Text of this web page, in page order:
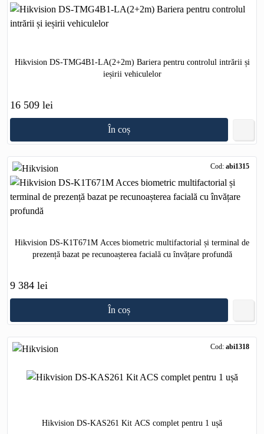
Hikvision DS-TMG4B1-LA(2+2m) Bariera pentru controlul intrării și
ieșirii vehiculelor
16 509 lei
În coș
Cod: abi1315
Hikvision DS-K1T671M Acces biometric multifactorial și terminal de
prezență bazat pe recunoașterea facială cu învățare profundă
9 384 lei
În coș
Cod: abi1318
Hikvision DS-KAS261 Kit ACS complet pentru 1 ușă